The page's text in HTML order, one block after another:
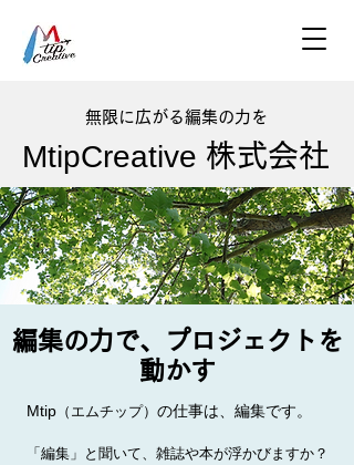
無限に広がる編集の力を
MtipCreative 株式会社
編集の力で、プロジェクトを
動かす
Mtip （エムチップ） の仕事は、編集です。
「編集」と聞いて、雑誌や本が浮かびますか？